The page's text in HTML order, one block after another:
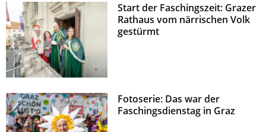
Start der Faschingszeit: Grazer
Rathaus vom närrischen Volk
gestürmt
Fotoserie: Das war der
Faschingsdienstag in Graz